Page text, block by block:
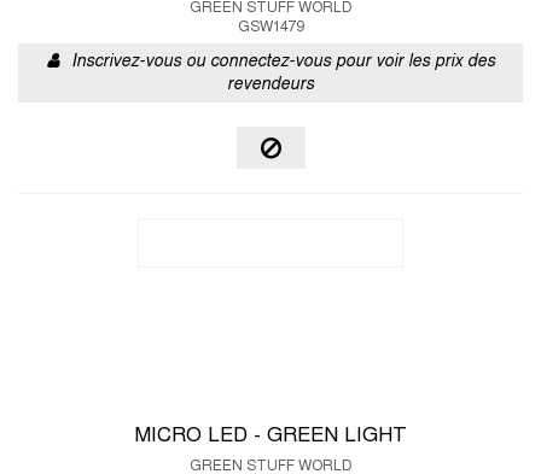
GREEN STUFF WORLD
GSW1479
Inscrivez-vous ou connectez-vous pour voir les prix des
revendeurs
MICRO LED - GREEN LIGHT
GREEN STUFF WORLD